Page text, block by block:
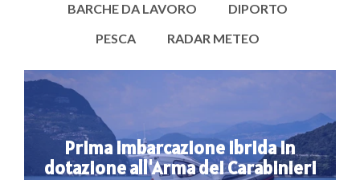
BARCHE DA LAVORO
DIPORTO
PESCA
RADAR METEO
Prima imbarcazione ibrida in
dotazione all'Arma dei Carabinieri